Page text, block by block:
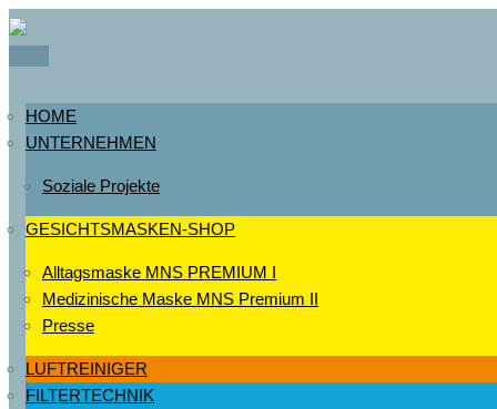
HOME
UNTERNEHMEN
Soziale Projekte
GESICHTSMASKEN-SHOP
Alltagsmaske MNS PREMIUM I
Medizinische Maske MNS Premium II
Presse
LUFTREINIGER
FILTERTECHNIK